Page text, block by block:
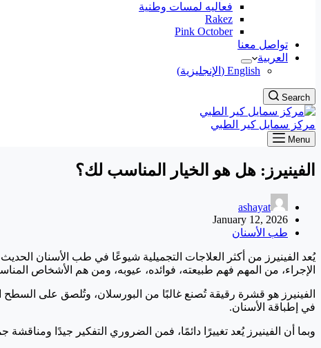
فعاليه لمسات وطنية
Rakez
Pink October
تواصل معنا
العربية
English
( الإنجليزية)
Search
مركز سمايل كير الطبي
Menu
الفينيرز: هل هو الخيار المناسب لك؟
ashayat
January 12, 2026
طب الأسنان
يُعد الفينيرز من أكثر العلاجات التجميلية شيوعًا في طب الأسنان
الإجراء، من المهم فهم طبيعته، فوائده، عيوبه، ومن هم الأشخاص
الفينيرز هو قشرة رقيقة تُصنع غالبًا من البورسلان، وتُلصق على
في إطباقة الأسنان.
وبما أن الفينيرز يُعد تغييرًا دائمًا، فمن الضروري التفكير جيدًا